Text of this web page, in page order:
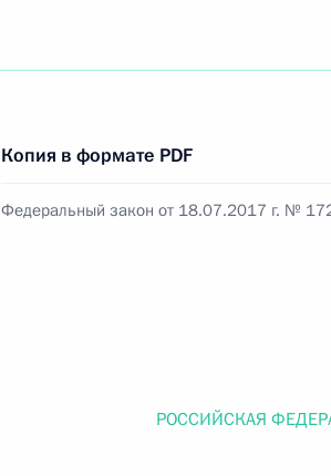
Копия в формате PDF
Федеральный закон от 18.07.2017 г. №
РОССИЙСКАЯ